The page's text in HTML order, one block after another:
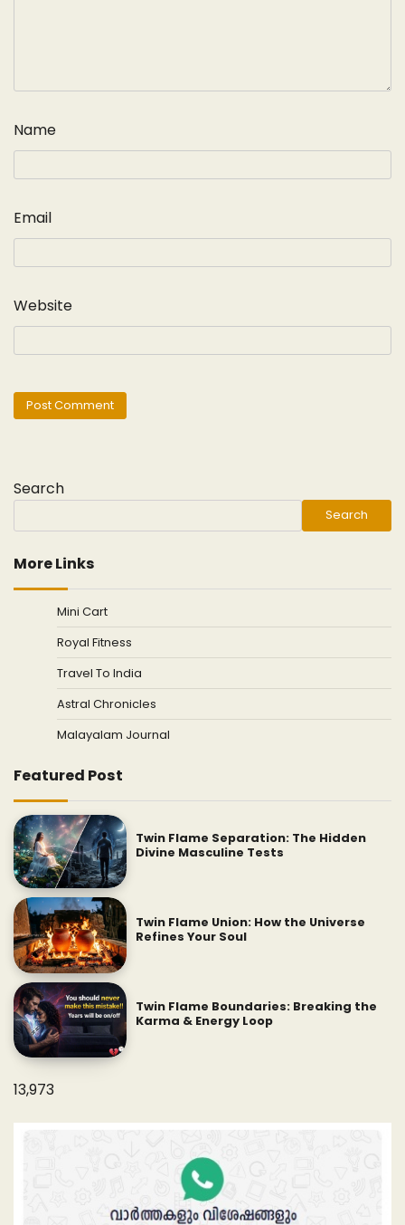
Name
Email
Website
Search
Search
More Links
Mini Cart
Royal Fitness
Travel To India
Astral Chronicles
Malayalam Journal
Featured Post
Twin Flame Separation: The Hidden
Divine Masculine Tests
Twin Flame Union: How the Universe
Refines Your Soul
Twin Flame Boundaries: Breaking the
Karma & Energy Loop
13,973